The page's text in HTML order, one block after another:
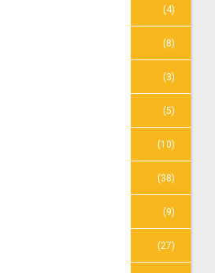
(4)
(8)
(3)
(5)
(10)
(38)
(9)
(27)